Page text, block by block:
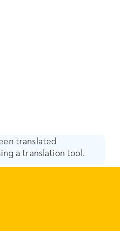
translated
a translation tool.